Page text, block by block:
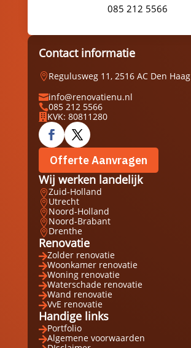
085 212 5566
Contact informatie
Regulusweg 11, 2516 AC Den Haag
info@renovatienu.nl
085 212 5566
 KVK: 80811280
Offerte Aanvragen
Wij werken landelijk
Zuid-Holland
Utrecht
Noord-Holland
Noord-Brabant
Drenthe
Renovatie
Zolder renovatie
Woonkamer renovatie
Woning renovatie
Waterschade renovatie
Wand renovatie
VvE renovatie
Handige links
Portfolio
Algemene voorwaarden